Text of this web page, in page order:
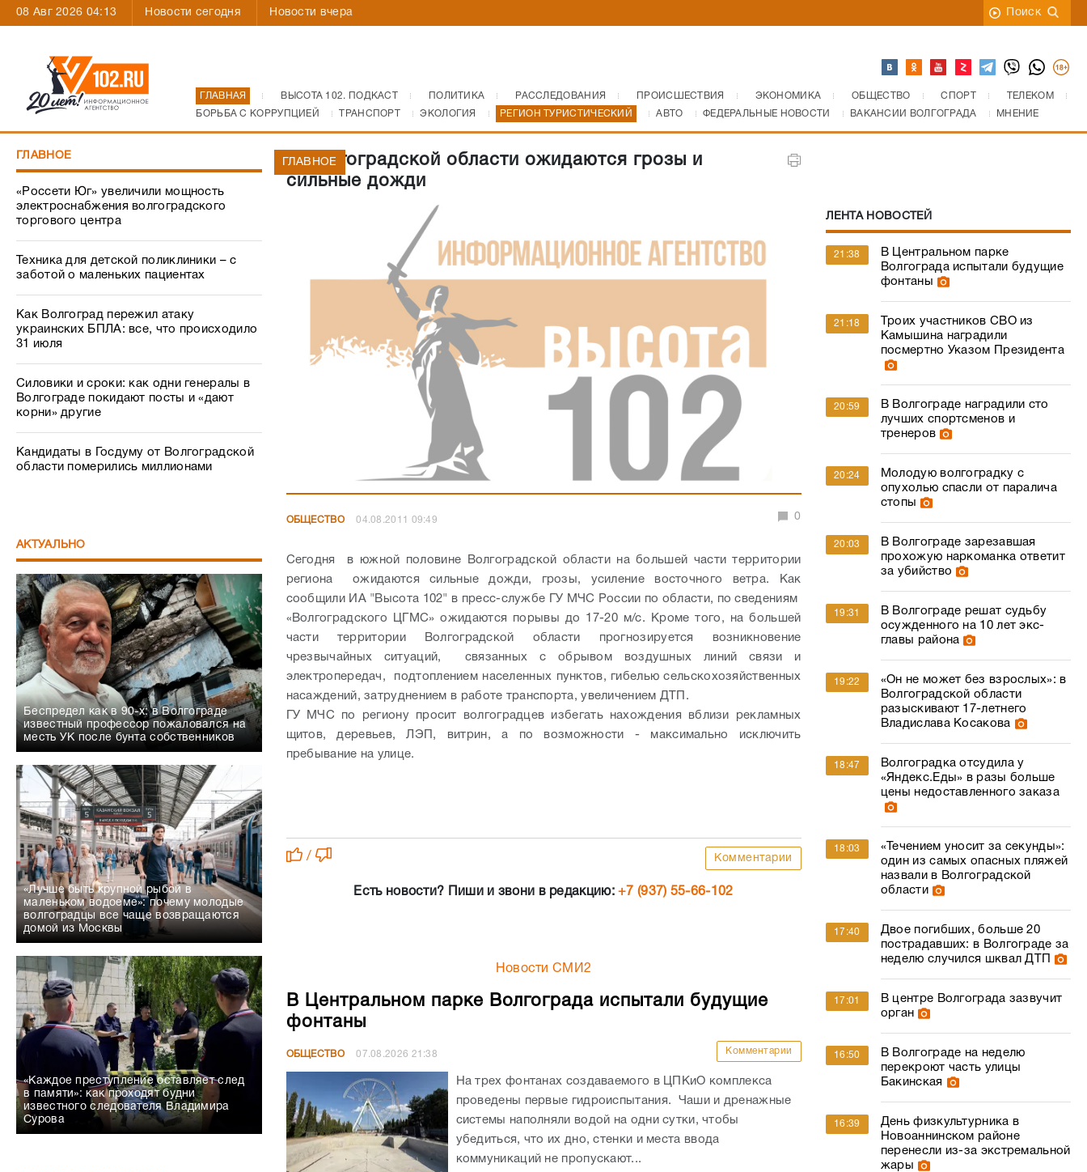
08 Авг 2026 04:13 Новости сегодня Новости вчера Поиск
ГЛАВНАЯ ВЫСОТА 102. ПОДКАСТ ПОЛИТИКА РАССЛЕДОВАНИЯ ПРОИСШЕСТВИЯ ЭКОНОМИКА ОБЩЕСТВО СПОРТ
ТЕЛЕКОМ
БОРЬБА С КОРРУПЦИЕЙ
ТРАНСПОРТ ЭКОЛОГИЯ РЕГИОН ТУРИСТИЧЕСКИЙ АВТО ФЕДЕРАЛЬНЫЕ НОВОСТИ ВАКАНСИИ ВОЛГОГРАДА МНЕНИЕ
ГЛАВНОЕ
«Россети Юг» увеличили мощность
электроснабжения волгоградского
торгового центра
Техника для детской поликлиники – с
заботой о маленьких пациентах
Как Волгоград пережил атаку
украинских БПЛА: все, что происходило
31 июля
Силовики и сроки: как одни генералы в
Волгограде покидают посты и «дают
корни» другие
Кандидаты в Госдуму от Волгоградской
области померились миллионами
АКТУАЛЬНО
Беспредел как в 90-х: в Волгограде
известный профессор пожаловался на
месть УК после бунта собственников
«Лучше быть крупной рыбой в
маленьком водоеме»: почему молодые
волгоградцы все чаще возвращаются
домой из Москвы
«Каждое преступление оставляет след
в памяти»: как проходят будни
известного следователя Владимира
Сурова
В Волгоградской области ожидаются грозы и
сильные дожди
ГЛАВНОЕ
ОБЩЕСТВО 04.08.2011 09:49 0
Сегодня в южной половине Волгоградской области на большей части территории
региона ожидаются сильные дожди, грозы, усиление восточного ветра. Как
сообщили ИА "Высота 102" в пресс-службе ГУ МЧС России по области, по сведениям
«Волгоградского ЦГМС» ожидаются порывы до 17-20 м/с. Кроме того, на большей
части территории Волгоградской области прогнозируется возникновение
чрезвычайных ситуаций, связанных с обрывом воздушных линий связи и
электропередач, подтоплением населенных пунктов, гибелью сельскохозяйственных
насаждений, затруднением в работе транспорта, увеличением ДТП.
ГУ МЧС по региону просит волгоградцев избегать нахождения вблизи рекламных
щитов, деревьев, ЛЭП, витрин, а по возможности - максимально исключить
пребывание на улице.
/ Комментарии
Есть новости? Пиши и звони в редакцию:+7 (937) 55-66-102
Новости СМИ2
В Центральном парке Волгограда испытали будущие
фонтаны
ОБЩЕСТВО 07.08.2026 21:38 Комментарии
На трех фонтанах создаваемого в ЦПКиО комплекса
проведены первые гидроиспытания. Чаши и дренажные
системы наполняли водой на одни сутки, чтобы
убедиться, что их дно, стенки и места ввода
коммуникаций не пропускают...
ЛЕНТА НОВОСТЕЙ
21:38
В Центральном парке
Волгограда испытали будущие
фонтаны
21:18
Троих участников СВО из
Камышина наградили
посмертно Указом Президента
20:59
В Волгограде наградили сто
лучших спортсменов и
тренеров
20:24
Молодую волгоградку с
опухолью спасли от паралича
стопы
20:03
В Волгограде зарезавшая
прохожую наркоманка ответит
за убийство
19:31
В Волгограде решат судьбу
осужденного на 10 лет экс-
главы района
19:22
«Он не может без взрослых»: в
Волгоградской области
разыскивают 17-летнего
Владислава Косакова
18:47
Волгоградка отсудила у
«Яндекс.Еды» в разы больше
цены недоставленного заказа
18:03
«Течением уносит за секунды»:
один из самых опасных пляжей
назвали в Волгоградской
области
17:40
Двое погибших, больше 20
пострадавших: в Волгограде за
неделю случился шквал ДТП
17:01
В центре Волгограда зазвучит
орган
16:50
В Волгограде на неделю
перекроют часть улицы
Бакинская
16:39
День физкультурника в
Новоаннинском районе
перенесли из-за экстремальной
жары